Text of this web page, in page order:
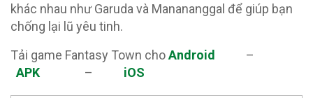
khác nhau như Garuda và Manananggal để giúp bạn
chống lại lũ yêu tinh.
Tải game Fantasy Town choAndroid
–
APK – iOS